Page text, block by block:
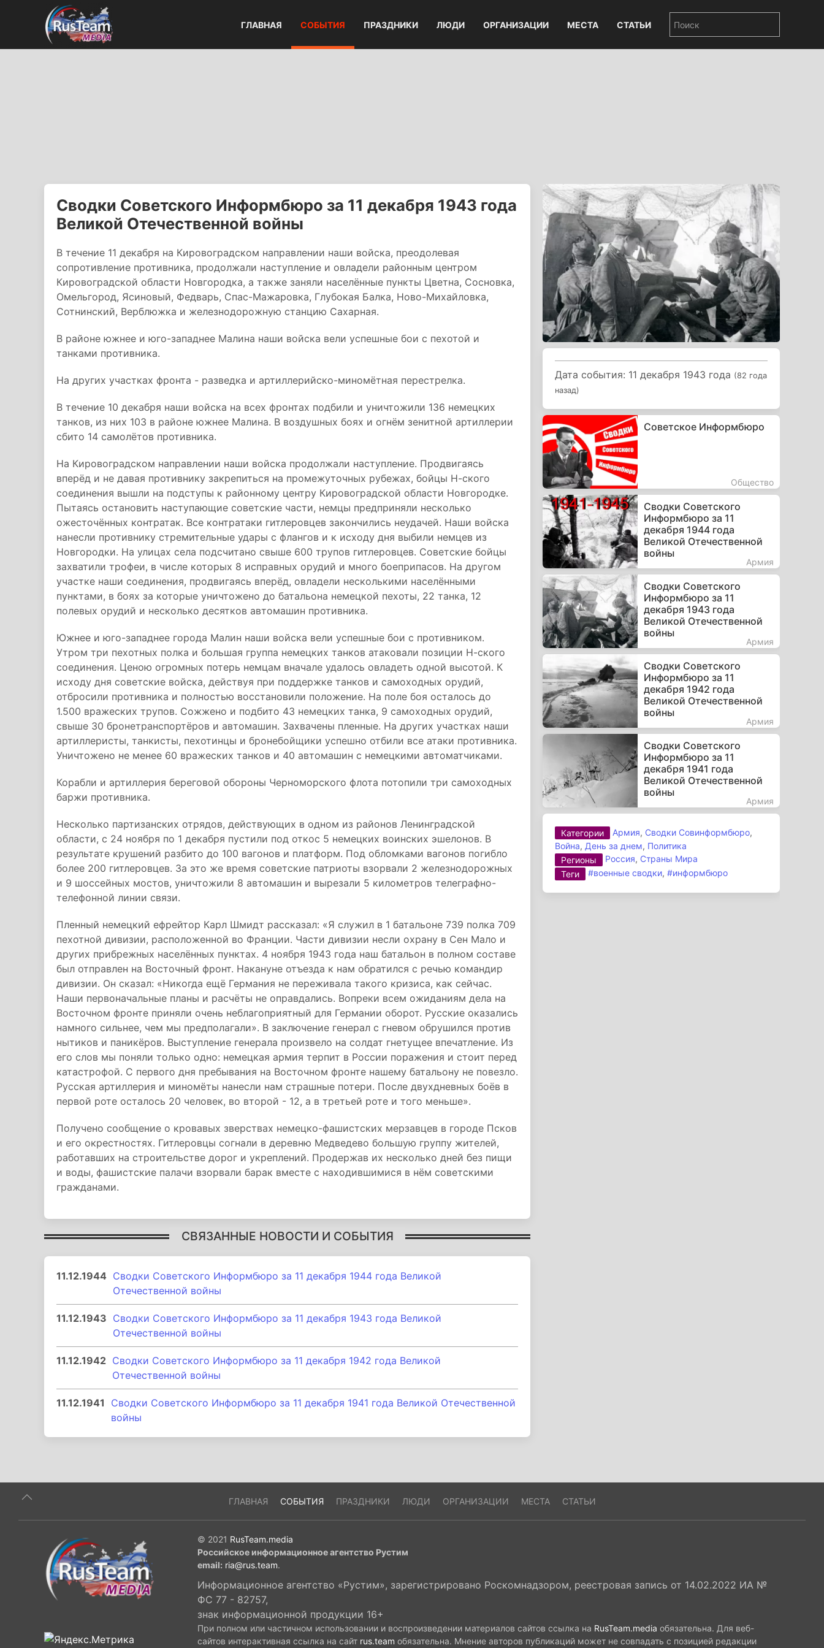
ГЛАВНАЯ СОБЫТИЯ ПРАЗДНИКИ ЛЮДИ ОРГАНИЗАЦИИ МЕСТА СТАТЬИ
Сводки Советского Информбюро за 11 декабря 1943 года
Великой Отечественной войны
В течение 11 декабря на Кировоградском направлении наши войска, преодолевая
сопротивление противника, продолжали наступление и овладели районным центром
Кировоградской области Новгородка, а также заняли населённые пункты Цветна, Сосновка,
Омельгород, Ясиновый, Федварь, Спас-Мажаровка, Глубокая Балка, Ново-Михайловка,
Сотнинский, Верблюжка и железнодорожную станцию Сахарная.
В районе южнее и юго-западнее Малина наши войска вели успешные бои с пехотой и
танками противника.
На других участках фронта - разведка и артиллерийско-миномётная перестрелка.
В течение 10 декабря наши войска на всех фронтах подбили и уничтожили 136 немецких
танков, из них 103 в районе южнее Малина. В воздушных боях и огнём зенитной артиллерии
сбито 14 самолётов противника.
На Кировоградском направлении наши войска продолжали наступление. Продвигаясь
вперёд и не давая противнику закрепиться на промежуточных рубежах, бойцы Н-ского
соединения вышли на подступы к районному центру Кировоградской области Новгородке.
Пытаясь остановить наступающие советские части, немцы предприняли несколько
ожесточённых контратак. Все контратаки гитлеровцев закончились неудачей. Наши войска
нанесли противнику стремительные удары с флангов и к исходу дня выбили немцев из
Новгородки. На улицах села подсчитано свыше 600 трупов гитлеровцев. Советские бойцы
захватили трофеи, в числе которых 8 исправных орудий и много боеприпасов. На другом
участке наши соединения, продвигаясь вперёд, овладели несколькими населёнными
пунктами, в боях за которые уничтожено до батальона немецкой пехоты, 22 танка, 12
полевых орудий и несколько десятков автомашин противника.
Южнее и юго-западнее города Малин наши войска вели успешные бои с противником.
Утром три пехотных полка и большая группа немецких танков атаковали позиции Н-ского
соединения. Ценою огромных потерь немцам вначале удалось овладеть одной высотой. К
исходу дня советские войска, действуя при поддержке танков и самоходных орудий,
отбросили противника и полностью восстановили положение. На поле боя осталось до
1.500 вражеских трупов. Сожжено и подбито 43 немецких танка, 9 самоходных орудий,
свыше 30 бронетранспортёров и автомашин. Захвачены пленные. На других участках наши
артиллеристы, танкисты, пехотинцы и бронебойщики успешно отбили все атаки противника.
Уничтожено не менее 60 вражеских танков и 40 автомашин с немецкими автоматчиками.
Корабли и артиллерия береговой обороны Черноморского флота потопили три самоходных
баржи противника.
Несколько партизанских отрядов, действующих в одном из районов Ленинградской
области, с 24 ноября по 1 декабря пустили под откос 5 немецких воинских эшелонов. В
результате крушений разбито до 100 вагонов и платформ. Под обломками вагонов погибло
более 200 гитлеровцев. За это же время советские патриоты взорвали 2 железнодорожных
и 9 шоссейных мостов, уничтожили 8 автомашин и вырезали 5 километров телеграфно-
телефонной линии связи.
Пленный немецкий ефрейтор Карл Шмидт рассказал: «Я служил в 1 батальоне 739 полка 709
пехотной дивизии, расположенной во Франции. Части дивизии несли охрану в Сен Мало и
других прибрежных населённых пунктах. 4 ноября 1943 года наш батальон в полном составе
был отправлен на Восточный фронт. Накануне отъезда к нам обратился с речью командир
дивизии. Он сказал: «Никогда ещё Германия не переживала такого кризиса, как сейчас.
Наши первоначальные планы и расчёты не оправдались. Вопреки всем ожиданиям дела на
Восточном фронте приняли очень неблагоприятный для Германии оборот. Русские оказались
намного сильнее, чем мы предполагали». В заключение генерал с гневом обрушился против
нытиков и паникёров. Выступление генерала произвело на солдат гнетущее впечатление. Из
его слов мы поняли только одно: немецкая армия терпит в России поражения и стоит перед
катастрофой. С первого дня пребывания на Восточном фронте нашему батальону не повезло.
Русская артиллерия и миномёты нанесли нам страшные потери. После двухдневных боёв в
первой роте осталось 20 человек, во второй - 12, а в третьей роте и того меньше».
Получено сообщение о кровавых зверствах немецко-фашистских мерзавцев в городе Псков
и его окрестностях. Гитлеровцы согнали в деревню Медведево большую группу жителей,
работавших на строительстве дорог и укреплений. Продержав их несколько дней без пищи
и воды, фашистские палачи взорвали барак вместе с находившимися в нём советскими
гражданами.
СВЯЗАННЫЕ НОВОСТИ И СОБЫТИЯ
11.12.1944 Сводки Советского Информбюро за 11 декабря 1944 года Великой
Отечественной войны
11.12.1943 Сводки Советского Информбюро за 11 декабря 1943 года Великой
Отечественной войны
11.12.1942 Сводки Советского Информбюро за 11 декабря 1942 года Великой
Отечественной войны
11.12.1941
Сводки Советского Информбюро за 11 декабря 1941 года Великой Отечественной
войны
Дата события: 11 декабря 1943 года (82 года
назад)
Советское Информбюро
Общество
Сводки Советского
Информбюро за 11
декабря 1944 года
Великой Отечественной
войны
Армия
Сводки Советского
Информбюро за 11
декабря 1943 года
Великой Отечественной
войны
Армия
Сводки Советского
Информбюро за 11
декабря 1942 года
Великой Отечественной
войны
Армия
Сводки Советского
Информбюро за 11
декабря 1941 года
Великой Отечественной
войны
Армия
Категории Армия, Сводки Совинформбюро,
Война, День за днем, Политика
Регионы
Россия, Страны Мира
Теги
#военные сводки,#информбюро
ГЛАВНАЯ СОБЫТИЯ ПРАЗДНИКИ ЛЮДИ ОРГАНИЗАЦИИ МЕСТА СТАТЬИ
© 2021 RusTeam.media
Российское информационное агентство Рустим
email: ria@rus.team.
Информационное агентство «Рустим», зарегистрировано Роскомнадзором, реестровая запись от 14.02.2022 ИА №
ФС 77 - 82757,
знак информационной продукции 16+
При полном или частичном использовании и воспроизведении материалов сайтов ссылка на RusTeam.media обязательна. Для веб-
сайтов интерактивная ссылка на сайт rus.team обязательна. Мнение авторов публикаций может не совпадать с позицией редакции